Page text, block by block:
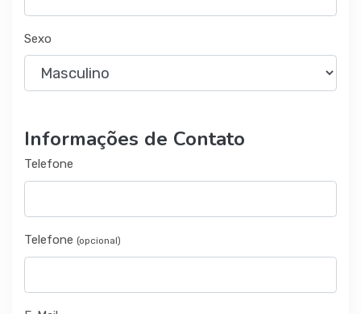
Sexo
Informações de Contato
Telefone
Telefone (opcional)